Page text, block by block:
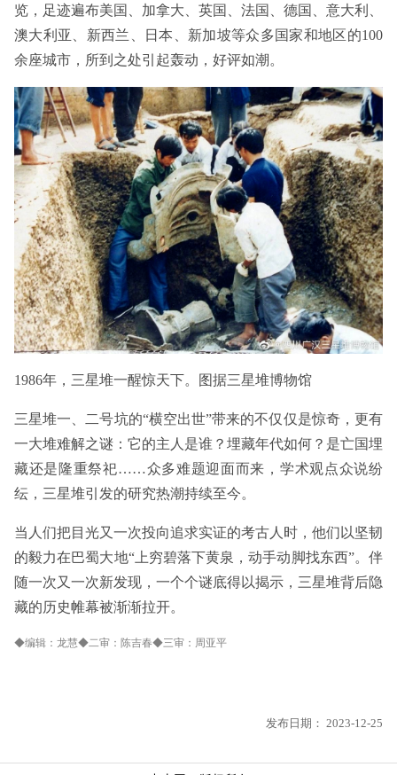
览，足迹遍布美国、加拿大、英国、法国、德国、意大利、
澳大利亚、新西兰、日本、新加坡等众多国家和地区的100
余座城市，所到之处引起轰动，好评如潮。
1986年，三星堆一醒惊天下。图据三星堆博物馆
三星堆一、二号坑的“横空出世”带来的不仅仅是惊奇，更有
一大堆难解之谜：它的主人是谁？埋藏年代如何？是亡国埋
藏还是隆重祭祀……众多难题迎面而来，学术观点众说纷
纭，三星堆引发的研究热潮持续至今。
当人们把目光又一次投向追求实证的考古人时，他们以坚韧
的毅力在巴蜀大地“上穷碧落下黄泉，动手动脚找东西”。伴
随一次又一次新发现，一个个谜底得以揭示，三星堆背后隐
藏的历史帷幕被渐渐拉开。
◆编辑：龙慧◆二审：陈吉春◆三审：周亚平
发布日期： 2023-12-25